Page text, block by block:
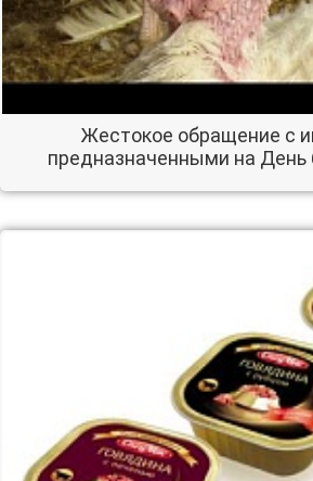
Жестокое обращение с
предназначенными на День